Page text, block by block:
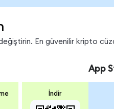
En güvenilir kripto
İndir
App